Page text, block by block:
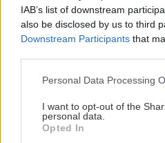
IAB’s list of downstream
also be disclosed by us to third
Downstream Participants that
Please note that this website/
not limited to your visit or usage
grant or deny consent to
use your data for below
Personal Data Processing
I want to opt-out of the
personal data.
Opted In
ktorá pritiahne pohľady?
Vyrobte si takéto
orechové svietidlo
ZÁHRADA